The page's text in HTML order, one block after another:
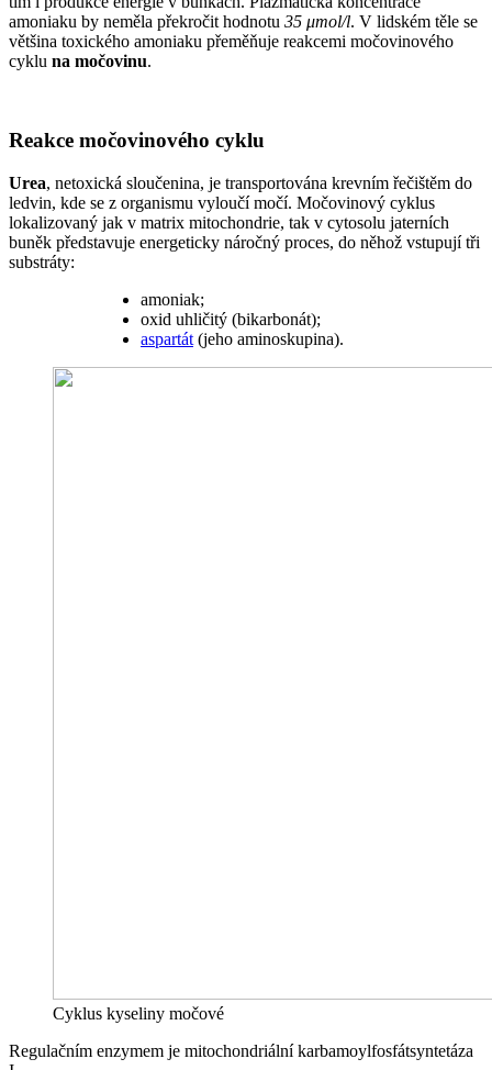
amoniaku by neměla překročit hodnotu 35 μmol/l. V lidském těle se
většina toxického amoniaku přeměňuje reakcemi močovinového
cyklu na močovinu.
Reakce močovinového cyklu
Urea, netoxická sloučenina, je transportována krevním řečištěm do
ledvin, kde se z organismu vyloučí močí. Močovinový cyklus
lokalizovaný jak v matrix mitochondrie, tak v cytosolu jaterních
buněk představuje energeticky náročný proces, do něhož vstupují tři
substráty:
amoniak;
oxid uhličitý (bikarbonát);
aspartát (jeho aminoskupina).
Cyklus kyseliny močové
Regulačním enzymem je mitochondriální karbamoylfosfátsyntetáza